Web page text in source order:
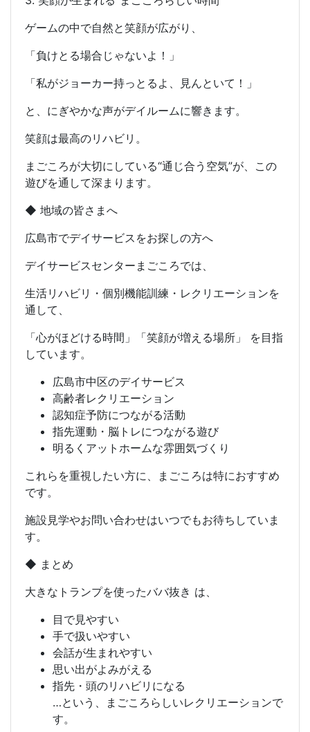
ゲームの中で自然と笑顔が広がり、
「負けとる場合じゃないよ！」
「私がジョーカー持っとるよ、見んといて！」
と、にぎやかな声がデイルームに響きます。
笑顔は最高のリハビリ。
まごころが大切にしている“通じ合う空気”が、この
遊びを通して深まります。
◆ 地域の皆さまへ
広島市でデイサービスをお探しの方へ
デイサービスセンターまごころでは、
生活リハビリ・個別機能訓練・レクリエーションを
通して、
「心がほどける時間」「笑顔が増える場所」 を目指
しています。
広島市中区のデイサービス
高齢者レクリエーション
認知症予防につながる活動
指先運動・脳トレにつながる遊び
明るくアットホームな雰囲気づくり
これらを重視したい方に、まごころは特におすすめ
です。
施設見学やお問い合わせはいつでもお待ちしていま
す。
◆ まとめ
大きなトランプを使ったババ抜き は、
目で見やすい
手で扱いやすい
会話が生まれやすい
思い出がよみがえる
指先・頭のリハビリになる
…という、まごころらしいレクリエーションで
す。